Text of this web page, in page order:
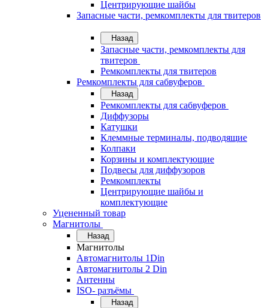
Центрирующие шайбы
Запасные части, ремкомплекты для твитеров
Назад
Запасные части, ремкомплекты для
твитеров
Ремкомплекты для твитеров
Ремкомплекты для сабвуферов
Назад
Ремкомплекты для сабвуферов
Диффузоры
Катушки
Клеммные терминалы, подводящие
Колпаки
Корзины и комплектующие
Подвесы для диффузоров
Ремкомплекты
Центрирующие шайбы и
комплектующие
Уцененный товар
Магнитолы
Назад
Магнитолы
Автомагнитолы 1Din
Автомагнитолы 2 Din
Антенны
ISO- разъёмы
Назад